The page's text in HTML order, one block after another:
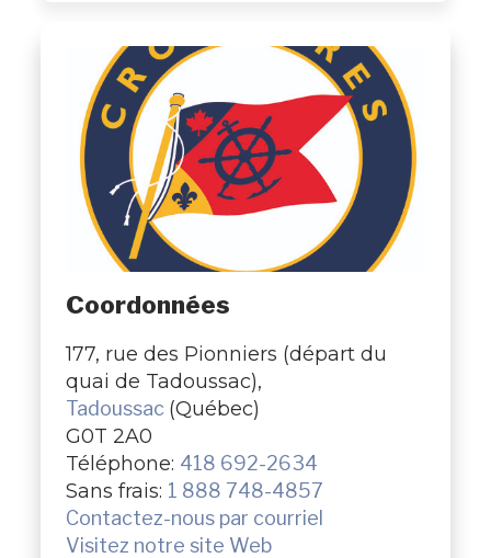
Coordonnées
177, rue des Pionniers (départ du
quai de Tadoussac),
Tadoussac (Québec)
G0T 2A0
Téléphone: 418 692-2634
Sans frais: 1 888 748-4857
Contactez-nous par courriel
Visitez notre site Web